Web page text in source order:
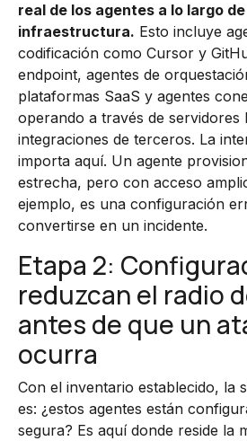
real de los agentes a lo largo
infraestructura. Esto incluye
codificación como Cursor y
endpoint, agentes de
plataformas SaaS y agentes
operando a través de servidores
integraciones de terceros. La
importa aquí. Un agente
estrecha, pero con acceso
ejemplo, es una configuración
convertirse en un incidente.
Etapa 2:
reduzcan el radio
antes de que un
ocurra
Con el inventario establecido, la
es: ¿estos agentes están
segura? Es aquí donde reside la